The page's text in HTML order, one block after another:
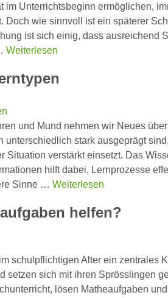
Unterrichtsbeginn ermöglichen,
Doch wie sinnvoll ist ein späterer
ist sich einig, dass ausreichend
Weiterlesen
und Mund nehmen wir Neues
stark ausgeprägt
Situation verstärkt einsetzt. Das
hilft dabei, Lernprozesse
Sinne … Weiterlesen
helfen?
schulpflichtigen Alter ein zentrales
setzen sich mit ihren Sprösslingen
lösen Matheaufgaben